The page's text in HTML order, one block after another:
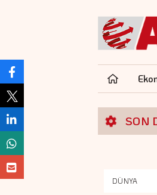
SON
DÜNYA